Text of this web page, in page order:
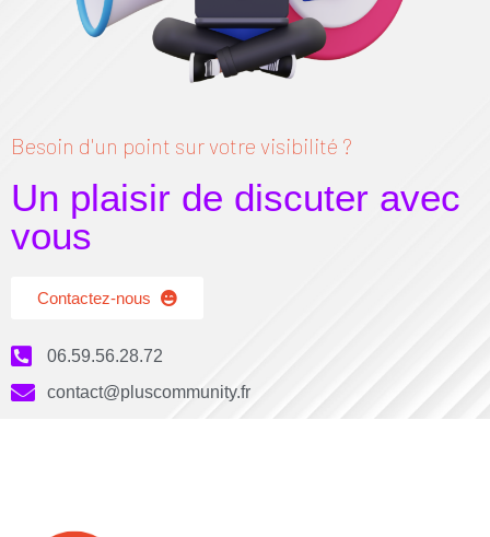
Besoin d'un point sur votre visibilité ?
Un plaisir de discuter avec
vous
Contactez-nous
06.59.56.28.72
contact@pluscommunity.fr